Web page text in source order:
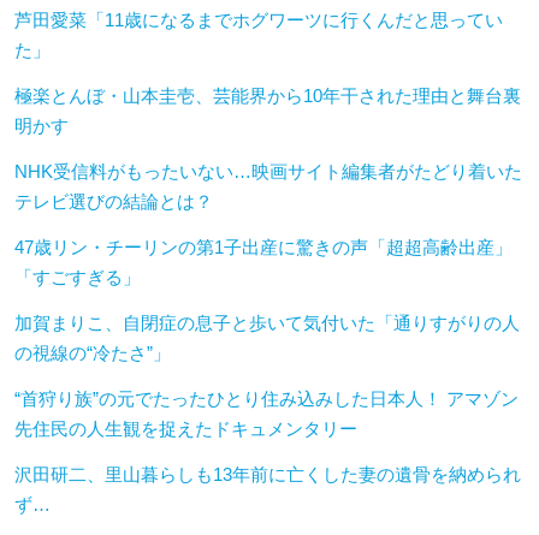
芦田愛菜「11歳になるまでホグワーツに行くんだと思ってい
た」
極楽とんぼ・山本圭壱、芸能界から10年干された理由と舞台裏
明かす
NHK受信料がもったいない…映画サイト編集者がたどり着いた
テレビ選びの結論とは？
47歳リン・チーリンの第1子出産に驚きの声「超超高齢出産」
「すごすぎる」
加賀まりこ、自閉症の息子と歩いて気付いた「通りすがりの人
の視線の“冷たさ”」
“首狩り族”の元でたったひとり住み込みした日本人！ アマゾン
先住民の人生観を捉えたドキュメンタリー
沢田研二、里山暮らしも13年前に亡くした妻の遺骨を納められ
ず…